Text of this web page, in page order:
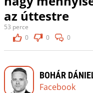
az úttestre
53 perce
0
0 0
BOHÁR
Facebook